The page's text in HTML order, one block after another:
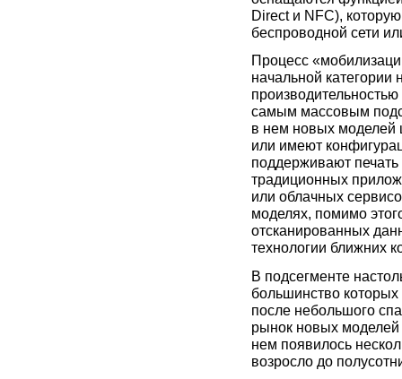
Direct и NFC),
беспроводной сети
Процесс
начальной
самым массовым
в нем новых
или имеют
поддерживают
традиционных
или облачных
моделях, помимо
отсканированных
технологии ближних
В подсегменте
большинство
после небольшого
рынок новых моделей
нем появилось
возросло до